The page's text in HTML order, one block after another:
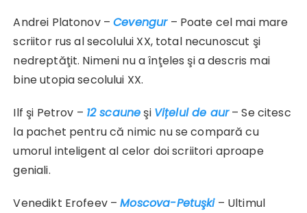
Andrei Platonov –Cevengur– Poate cel mai mare
scriitor rus al secolului XX, total necunoscut şi
nedreptăţit. Nimeni nu a înţeles şi a descris mai
bine utopia secolului XX.
Ilf şi Petrov – 12 scaune şi Vițelul de aur– Se citesc
la pachet pentru că nimic nu se compară cu
umorul inteligent al celor doi scriitori aproape
geniali.
Venedikt Erofeev –Moscova-Petuşki– Ultimul